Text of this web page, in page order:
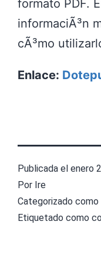
formato PDF.
informaciÃ³n
cÃ³mo
Enlace:
Publicada el enero
Por Ire
Categorizado como
Etiquetado como